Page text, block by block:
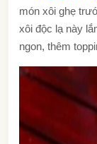
món xôi ghẹ
xôi độc lạ này
ngon, thêm